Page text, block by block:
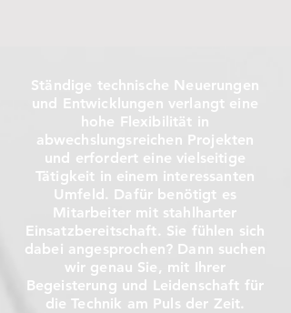
Ständige technische Neuerungen
und Entwicklungen verlangt eine
hohe Flexibilität in
abwechslungsreichen Projekten
und erfordert eine vielseitige
Tätigkeit in einem interessanten
Umfeld. Dafür benötigt es
Mitarbeiter mit stahlharter
Einsatzbereitschaft. Sie fühlen sich
dabei angesprochen? Dann suchen
wir genau Sie, mit Ihrer
Begeisterung und Leidenschaft für
die Technik am Puls der Zeit.